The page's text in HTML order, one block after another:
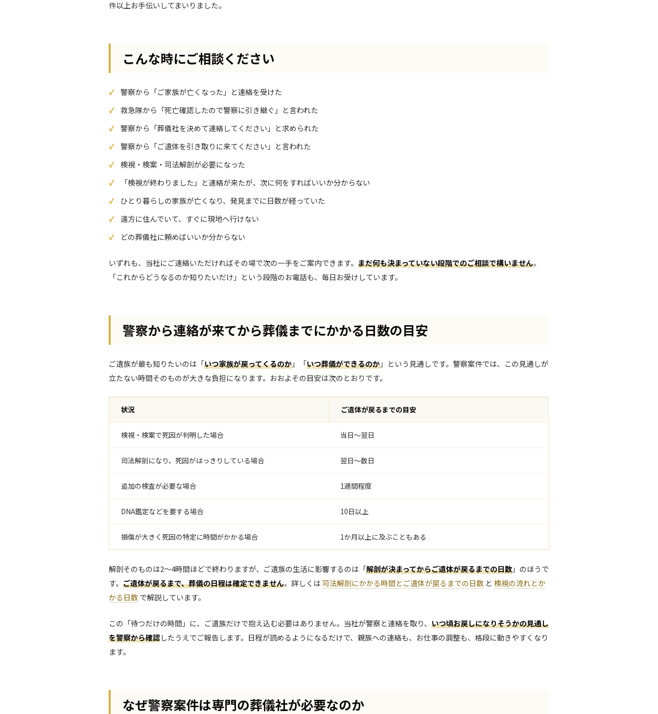
件以上お手伝いしてまいりました。
こんな時にご相談ください
警察から「ご家族が亡くなった」と連絡を受けた
救急隊から「死亡確認したので警察に引き継ぐ」と言われた
警察から「葬儀社を決めて連絡してください」と求められた
警察から「ご遺体を引き取りに来てください」と言われた
検視・検案・司法解剖が必要になった
「検視が終わりました」と連絡が来たが、次に何をすればいいか分からない
ひとり暮らしの家族が亡くなり、発見までに日数が経っていた
遠方に住んでいて、すぐに現地へ行けない
どの葬儀社に頼めばいいか分からない
いずれも、当社にご連絡いただければその場で次の一手をご案内できます。 まだ何も決まっていない段階でのご相談で構いません。
「これからどうなるのか知りたいだけ」という段階のお電話も、毎日お受けしています。
警察から連絡が来てから葬儀までにかかる日数の目安
ご遺族が最も知りたいのは「いつ家族が戻ってくるのか」「いつ葬儀ができるのか」という見通しです。警察案件では、この見通しが
立たない時間そのものが大きな負担になります。おおよその目安は次のとおりです。
状況 ご遺体が戻るまでの目安
検視・検案で死因が判明した場合 当日〜翌日
司法解剖になり、死因がはっきりしている場合 翌日〜数日
追加の検査が必要な場合 1週間程度
DNA鑑定などを要する場合 10日以上
損傷が大きく死因の特定に時間がかかる場合 1か月以上に及ぶこともある
解剖そのものは2〜4時間ほどで終わりますが、ご遺族の生活に影響するのは「解剖が決まってからご遺体が戻るまでの日数」のほうで
す。 ご遺体が戻るまで、葬儀の日程は確定できません。詳しくは司法解剖にかかる時間とご遺体が戻るまでの日数 と 検視の流れとか
かる日数で解説しています。
この「待つだけの時間」に、ご遺族だけで抱え込む必要はありません。当社が警察と連絡を取り、 いつ頃お戻しになりそうかの見通し
を警察から確認したうえでご報告します。日程が読めるようになるだけで、親族への連絡も、お仕事の調整も、格段に動きやすくなり
ます。
なぜ警察案件は専門の葬儀社が必要なのか